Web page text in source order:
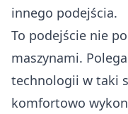
innego podejścia.
To podejście nie
maszynami.
technologii w taki
komfortowo